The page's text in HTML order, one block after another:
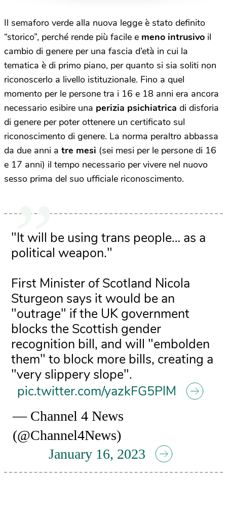
Il semaforo verde alla nuova legge è stato definito
“storico”, perché rende più facile e meno intrusivo il
cambio di genere per una fascia d’età in cui la
tematica è di primo piano, per quanto si sia soliti non
riconoscerlo a livello istituzionale. Fino a quel
momento per le persone tra i 16 e 18 anni era ancora
necessario esibire una perizia psichiatrica di disforia
di genere per poter ottenere un certificato sul
riconoscimento di genere. La norma peraltro abbassa
da due anni a tre mesi (sei mesi per le persone di 16
e 17 anni) il tempo necessario per vivere nel nuovo
sesso prima del suo ufficiale riconoscimento.
"It will be using trans people… as a
political weapon."
First Minister of Scotland Nicola
Sturgeon says it would be an
"outrage" if the UK government
blocks the Scottish gender
recognition bill, and will "embolden
them" to block more bills, creating a
"very slippery slope".
pic.twitter.com/yazkFG5PlM
— Channel 4 News
(@Channel4News)
January 16, 2023